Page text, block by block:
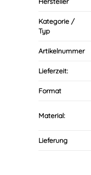
Kategorie /
Typ
Artikelnummer
Lieferzeit:
Format
Material:
Lieferung